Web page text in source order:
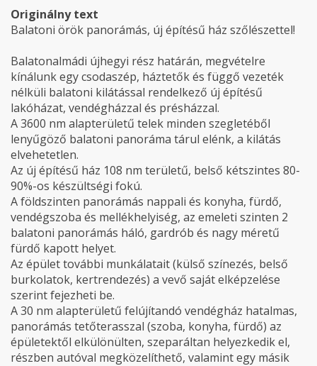
Originálny text
Balatoni örök panorámás, új építésű ház szőlészettel!
Balatonalmádi újhegyi rész határán, megvételre
kínálunk egy csodaszép, háztetők és függő vezeték
nélküli balatoni kilátással rendelkező új építésű
lakóházat, vendégházzal és présházzal.
A 3600 nm alapterületű telek minden szegletéből
lenyűgöző balatoni panoráma tárul elénk, a kilátás
elvehetetlen.
Az új építésű ház 108 nm területű, belső kétszintes 80-
90%-os készültségi fokú.
A földszinten panorámás nappali és konyha, fürdő,
vendégszoba és mellékhelyiség, az emeleti szinten 2
balatoni panorámás háló, gardrób és nagy méretű
fürdő kapott helyet.
Az épület további munkálatait (külső színezés, belső
burkolatok, kertrendezés) a vevő saját elképzelése
szerint fejezheti be.
A 30 nm alapterületű felújítandó vendégház hatalmas,
panorámás tetőterasszal (szoba, konyha, fürdő) az
épületektől elkülönülten, szeparáltan helyezkedik el,
részben autóval megközelíthető, valamint egy másik